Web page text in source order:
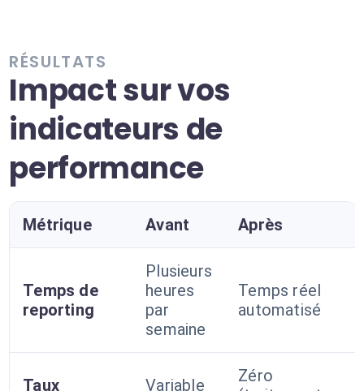
RÉSULTATS
Impact sur vos
indicateurs de
performance
Métrique Avant Après
Temps de
reporting
Plusieurs
heures
par
semaine
Temps réel
automatisé
Taux
Variable
Zéro